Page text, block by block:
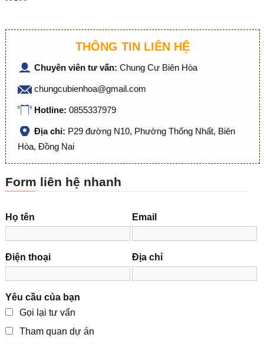
THÔNG TIN LIÊN HỆ
Chuyên viên tư vấn: Chung Cư Biên Hòa
chungcubienhoa@gmail.com
Hotline: 0855337979
Địa chỉ: P29 đường N10, Phường Thống Nhất, Biên
Hòa, Đồng Nai
Form liên hệ nhanh
Họ tên Email
Điện thoại Địa chỉ
Yêu cầu của bạn
Gọi lại tư vấn
Tham quan dự án